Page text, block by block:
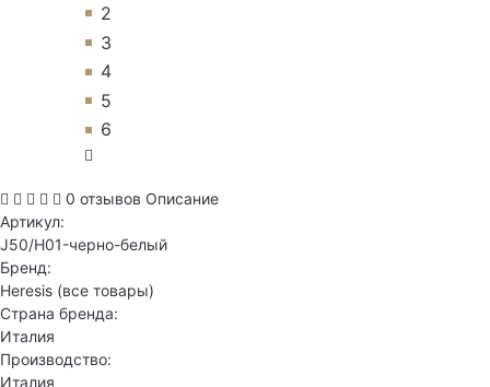
2
3
4
5
6
0 отзывов Описание
Артикул:
J50/H01-черно-белый
Бренд:
Heresis (все товары)
Страна бренда:
Италия
Производство:
Италия